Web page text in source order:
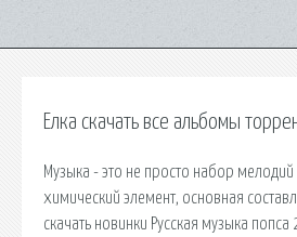
Елка скачать все альбомы
Музыка - это не просто набор мелодий
химический элемент, основная
скачать новинки Русская музыка